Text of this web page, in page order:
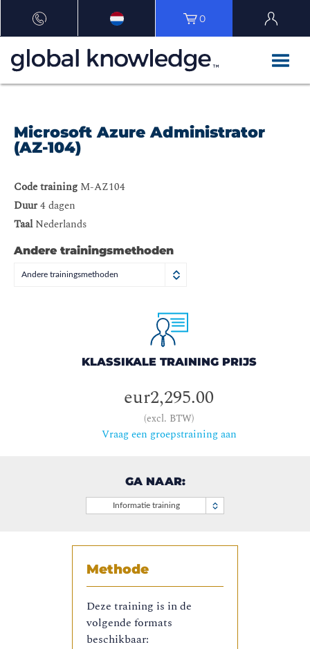
0
Microsoft Azure Administrator
(AZ-104)
Code training M-AZ104
Duur4 dagen
TaalNederlands
Andere trainingsmethoden
Andere trainingsmethoden
KLASSIKALE TRAINING PRIJS
eur2,295.00
(excl. BTW)
Vraag een groepstraining aan
GA NAAR:
Informatie training
Methode
Deze training is in de
volgende formats
beschikbaar: